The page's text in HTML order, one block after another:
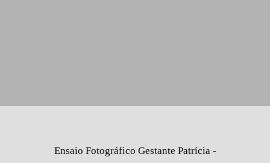
Ensaio Fotográfico Gestante Patrícia -